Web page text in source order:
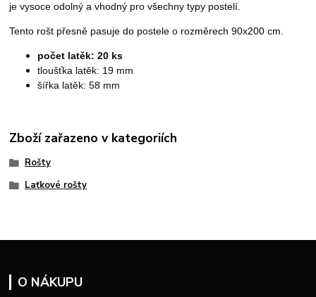
je vysoce odolný a vhodný pro všechny typy postelí.
Tento rošt přesně pasuje do postele o rozměrech 90x200 cm.
počet latěk: 20 ks
tloušťka latěk: 19 mm
šířka latěk: 58 mm
Zboží zařazeno v kategoriích
Rošty
Laťkové rošty
O NÁKUPU